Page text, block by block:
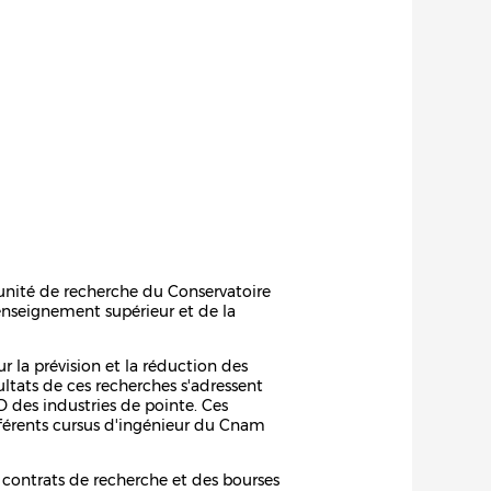
de recherche du Conservatoire
supérieur et de la
la prévision et la réduction des
de ces recherches s'adressent
des industries de pointe. Ces
cursus d'ingénieur du Cnam
de recherche et des bourses